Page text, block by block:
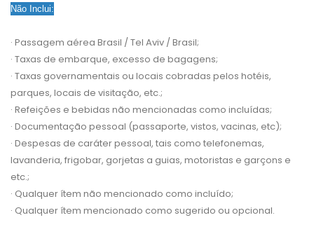
Não Inclui:
· Passagem aérea Brasil / Tel Aviv / Brasil;
· Taxas de embarque, excesso de bagagens;
· Taxas governamentais ou locais cobradas pelos hotéis,
parques, locais de visitação, etc.;
· Refeições e bebidas não mencionadas como incluídas;
· Documentação pessoal (passaporte, vistos, vacinas, etc);
· Despesas de caráter pessoal, tais como telefonemas,
lavanderia, frigobar, gorjetas a guias, motoristas e garçons e
etc.;
· Qualquer ítem não mencionado como incluído;
· Qualquer ítem mencionado como sugerido ou opcional.